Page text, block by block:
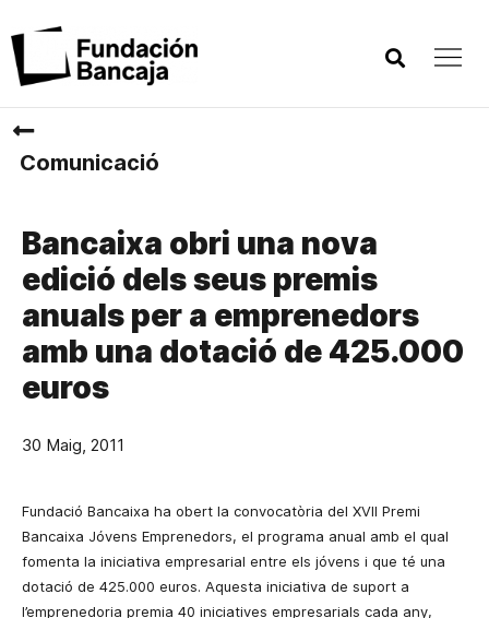
Comunicació
Bancaixa obri una nova
edició dels seus premis
anuals per a emprenedors
amb una dotació de 425.000
euros
30 Maig, 2011
Fundació Bancaixa ha obert la convocatòria del XVII Premi
Bancaixa Jóvens Emprenedors, el programa anual amb el qual
fomenta la iniciativa empresarial entre els jóvens i que té una
dotació de 425.000 euros. Aquesta iniciativa de suport a
l’emprenedoria premia 40 iniciatives empresarials cada any,